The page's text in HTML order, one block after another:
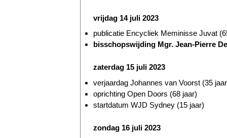
vrijdag 14 juli 2023
publicatie Encycliek Meminisse Juvat
bisschopswijding Mgr. Jean-Pierre
zaterdag 15 juli 2023
verjaardag Johannes van Voorst (35
oprichting Open Doors (68 jaar)
startdatum WJD Sydney (15 jaar)
zondag 16 juli 2023